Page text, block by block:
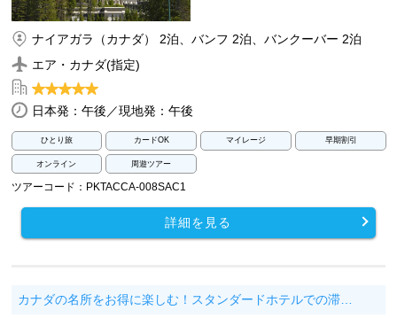
ナイアガラ（カナダ） 2泊、バンフ 2泊、バンクーバー 2泊
エア・カナダ(指定)
日本発：午後／現地発：午後
ひとり旅 カードOK マイレージ 早期割引
オンライン 周遊ツアー
ツアーコード：PKTACCA-008SAC1
詳細を見る
カナダの名所をお得に楽しむ！スタンダードホテルでの滞…